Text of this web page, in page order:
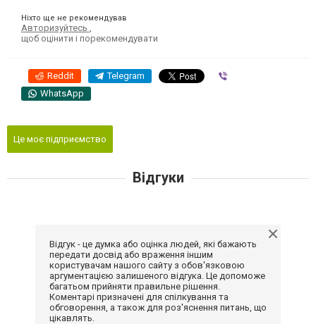
Ніхто ще не рекомендував
Авторизуйтесь
щоб оцінити і порекомендувати
Reddit Telegram
WhatsApp
Це моє підприємство
Відгуки
Відгук - це думка або оцінка людей, які бажають
передати досвід або враження іншим
користувачам нашого сайту з обов'язковою
аргументацією залишеного відгука. Це допоможе
багатьом прийняти правильне рішення.
Коментарі призначені для спілкування та
обговорення, а також для роз'яснення питань, що
цікавлять.